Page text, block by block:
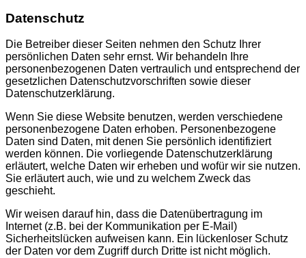
Datenschutz
Die Betreiber dieser Seiten nehmen den Schutz Ihrer
persönlichen Daten sehr ernst. Wir behandeln Ihre
personenbezogenen Daten vertraulich und entsprechend der
gesetzlichen Datenschutzvorschriften sowie dieser
Datenschutzerklärung.
Wenn Sie diese Website benutzen, werden verschiedene
personenbezogene Daten erhoben. Personenbezogene
Daten sind Daten, mit denen Sie persönlich identifiziert
werden können. Die vorliegende Datenschutzerklärung
erläutert, welche Daten wir erheben und wofür wir sie nutzen.
Sie erläutert auch, wie und zu welchem Zweck das
geschieht.
Wir weisen darauf hin, dass die Datenübertragung im
Internet (z.B. bei der Kommunikation per E-Mail)
Sicherheitslücken aufweisen kann. Ein lückenloser Schutz
der Daten vor dem Zugriff durch Dritte ist nicht möglich.